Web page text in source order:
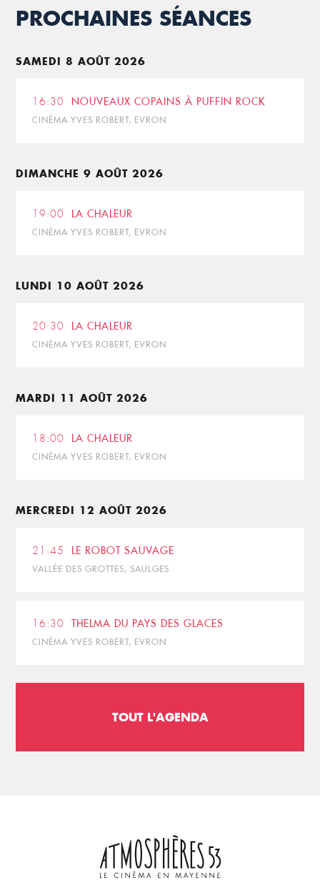
PROCHAINES SÉANCES
SAMEDI 8 AOÛT 2026
16:30 NOUVEAUX COPAINS À PUFFIN ROCK
CINÉMA YVES ROBERT, EVRON
DIMANCHE 9 AOÛT 2026
19:00 LA CHALEUR
CINÉMA YVES ROBERT, EVRON
LUNDI 10 AOÛT 2026
20:30 LA CHALEUR
CINÉMA YVES ROBERT, EVRON
MARDI 11 AOÛT 2026
18:00 LA CHALEUR
CINÉMA YVES ROBERT, EVRON
MERCREDI 12 AOÛT 2026
21:45 LE ROBOT SAUVAGE
VALLÉE DES GROTTES, SAULGES
16:30 THELMA DU PAYS DES GLACES
CINÉMA YVES ROBERT, EVRON
TOUT L'AGENDA